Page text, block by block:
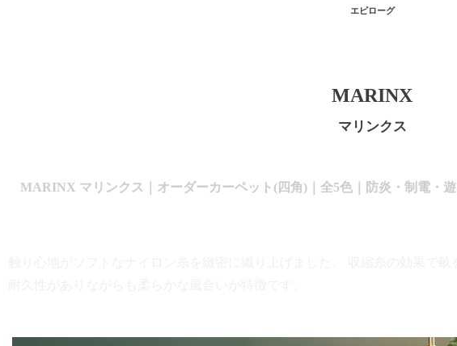
エピローグ
MARINX
マリンクス
MARINX マリンクス｜オーダーカーペット(四角)｜全5色｜防炎・制電・